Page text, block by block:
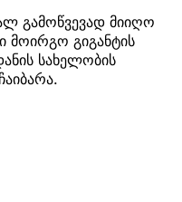
გამოწვევად მიიღო
მოირგო გიგანტის
სახელობის